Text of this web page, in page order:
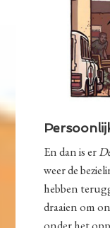
En dan is er
weer de
hebben
draaien om